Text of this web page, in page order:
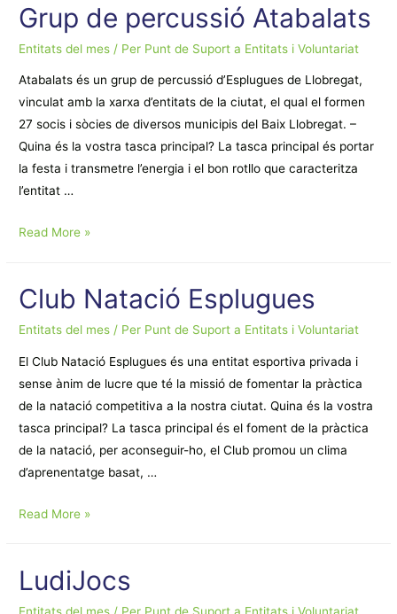
EL
LA
GENT
GRAN
Grup de percussió Atabalats
Entitats del mes / Per Punt de Suport a Entitats i Voluntariat
Atabalats és un grup de percussió d’Esplugues de Llobregat,
vinculat amb la xarxa d’entitats de la ciutat, el qual el formen
27 socis i sòcies de diversos municipis del Baix Llobregat. –
Quina és la vostra tasca principal? La tasca principal és portar
la festa i transmetre l’energia i el bon rotllo que caracteritza
l’entitat …
Grup
Atabalats
Read More »
Club Natació Esplugues
Entitats del mes / Per Punt de Suport a Entitats i Voluntariat
El Club Natació Esplugues és una entitat esportiva privada i
sense ànim de lucre que té la missió de fomentar la pràctica
de la natació competitiva a la nostra ciutat. Quina és la vostra
tasca principal? La tasca principal és el foment de la pràctica
de la natació, per aconseguir-ho, el Club promou un clima
d’aprenentatge basat, …
Club
Read More »
LudiJocs